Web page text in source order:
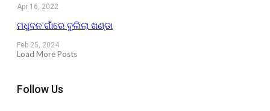
Apr 16, 2022
ମଧୁବନ ଗାଁରେ ବୁଲିଲା ଖଣ୍ଡା
Feb 25, 2024
Load More Posts
Follow Us